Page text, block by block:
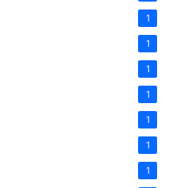
1
1
1
1
1
1
1